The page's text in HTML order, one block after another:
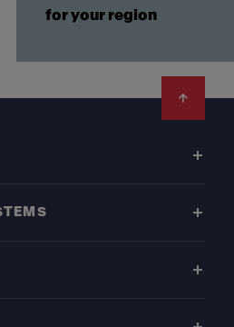
for your region